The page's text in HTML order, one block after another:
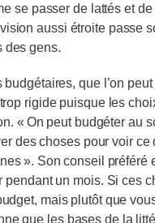
se passer de lattés et
aussi étroite passe
des gens.
que l’on
rigide puisque les
« On peut budgéter au
des choses pour voir ce
». Son conseil préféré
un mois. Si ces
mais plutôt que
que les bases de la